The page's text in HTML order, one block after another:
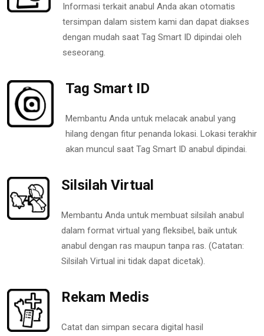
Informasi terkait anabul Anda akan otomatis
tersimpan dalam sistem kami dan dapat diakses
dengan mudah saat Tag Smart ID dipindai oleh
seseorang.
Tag Smart ID
Membantu Anda untuk melacak anabul yang
hilang dengan fitur penanda lokasi. Lokasi terakhir
akan muncul saat Tag Smart ID anabul dipindai.
Silsilah Virtual
Membantu Anda untuk membuat silsilah anabul
dalam format virtual yang fleksibel, baik untuk
anabul dengan ras maupun tanpa ras. (Catatan:
Silsilah Virtual ini tidak dapat dicetak).
Rekam Medis
Catat dan simpan secara digital hasil